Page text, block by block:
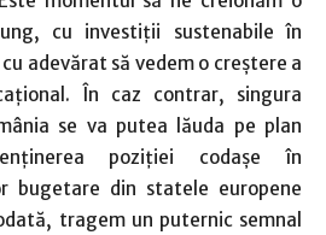
cu investiții sustenabile în
adevărat să vedem o creștere a
În caz contrar, singura
se va putea lăuda pe plan
poziției codașe în
bugetare din statele europene
tragem un puternic semnal